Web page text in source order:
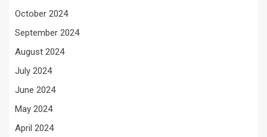
October 2024
September 2024
August 2024
July 2024
June 2024
May 2024
April 2024